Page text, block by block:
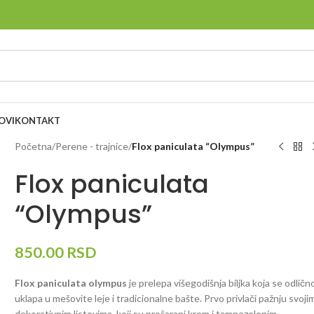
KONTAKT
Početna/Perene - trajnice/Flox paniculata “Olympus”
Flox paniculata
“Olympus”
850.00 RSD
Flox paniculata olympus je prelepa višegodišnja biljka koja se
uklapa u mešovite leje i tradicionalne bašte. Prvo privlači pažnju